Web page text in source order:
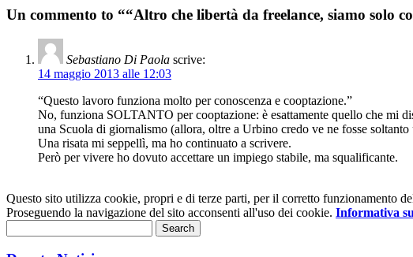
Un commento to ““Altro che libertà da freelance, siamo solo
Sebastiano Di Paola scrive:
14 maggio 2013 alle 12:03
“Questo lavoro funziona molto per conoscenza e cooptazione.”
No, funziona SOLTANTO per cooptazione: è esattamente quello che mi
una Scuola di giornalismo (allora, oltre a Urbino credo ve ne fosse
Una risata mi seppellì, ma ho continuato a scrivere.
Però per vivere ho dovuto accettare un impiego stabile, ma squalificante.
Questo sito utilizza cookie, propri e di terze parti, per il corretto funzionamento
Proseguendo la navigazione del sito acconsenti all'uso dei cookie. Informativa